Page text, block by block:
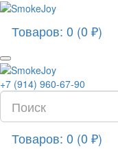
Товаров: 0 (0 ₽)
+7 (914) 960-67-90
Товаров: 0 (0 ₽)